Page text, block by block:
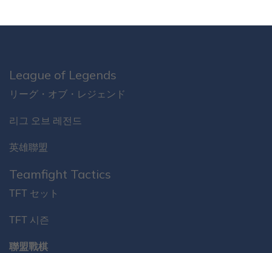
League of Legends
リーグ・オブ・レジェンド
리그 오브 레전드
英雄聯盟
Teamfight Tactics
TFT セット
TFT 시즌
聯盟戰棋